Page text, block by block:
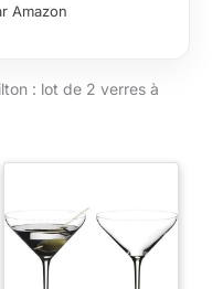
paroi
la
en profitant de
boissons
Vodka
Amazon
: lot de 2 verres à